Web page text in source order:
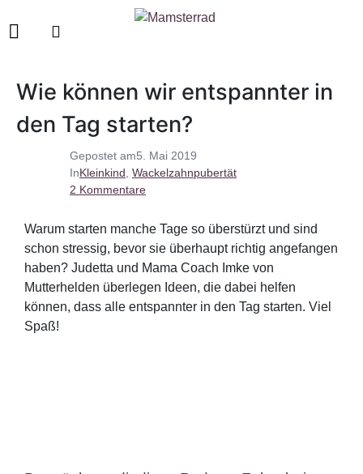
Gepostet am5. Mai 2019
InKleinkind Wackelzahnpubertät
2 Kommentare
Wie können wir entspannter in
den Tag starten?
Warum starten manche Tage so überstürzt und sind
schon stressig, bevor sie überhaupt richtig angefangen
haben? Judetta und Mama Coach Imke von
Mutterhelden überlegen Ideen, die dabei helfen
können, dass alle entspannter in den Tag starten. Viel
Spaß!